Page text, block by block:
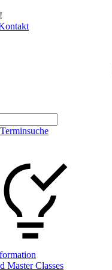
Master Classes